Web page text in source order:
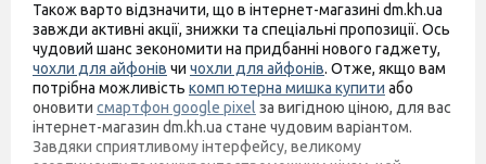
Також варто відзначити, що в інтернет-магазині dm.kh.ua
завжди активні акції, знижки та спеціальні пропозиції. Ось
чудовий шанс зекономити на придбанні нового гаджету,
чохли для айфонів чи чохли для айфонів. Отже, якщо вам
потрібна можливість комп ютерна мишка купити або
оновити смартфон google pixel за вигідною ціною, для вас
інтернет-магазин dm.kh.ua стане чудовим варіантом.
Завдяки сприятливому інтерфейсу, великому